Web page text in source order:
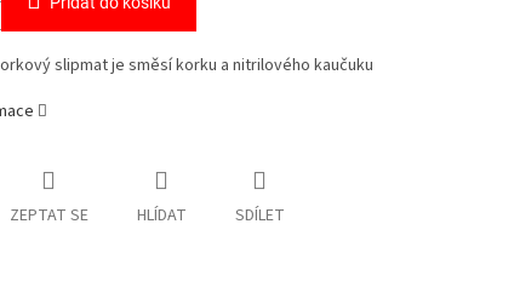
slipmat je směsí korku a nitrilového kaučuku
ZEPTAT SE HLÍDAT SDÍLET